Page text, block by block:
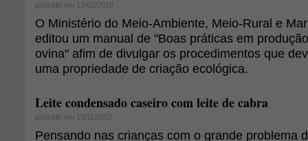
postado em 13/01/2010
O Ministério do Meio-Ambiente, Meio-Rural e
editou um manual de "Boas práticas em
ovina" afim de divulgar os procedimentos que
uma propriedade de criação ecológica.
Leite condensado caseiro com leite de cabra
postado em 13/11/2007
Pensando nas crianças com o grande problema